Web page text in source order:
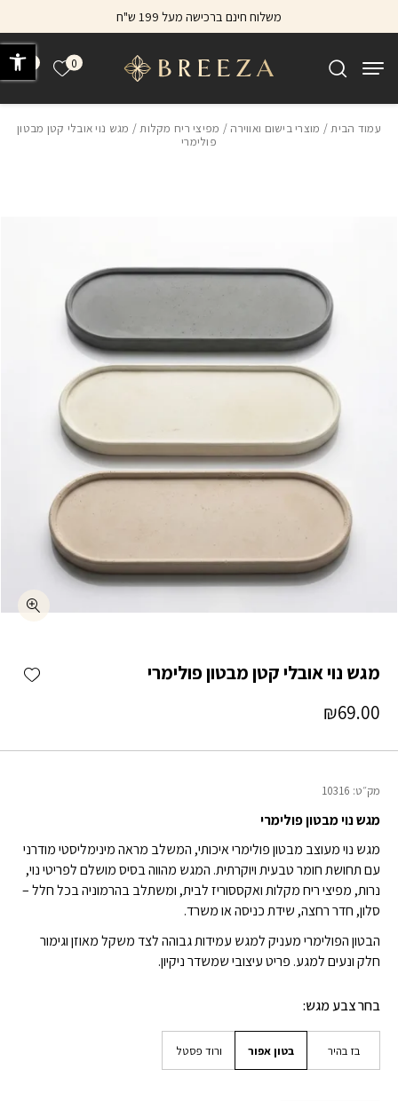
משלוח חינם ברכישה מעל 199 ש"ח
0 הרשימה
עמוד הבית/ מוצרי בישום ואווירה / מפיצי ריח מקלות/ מגש נוי אובלי קטן מבטון
פולימרי
מגש נוי אובלי קטן מבטון פולימרי
₪69.00
מק״ט: 10316
מגש נוי מבטון פולימרי
מגש נוי מעוצב מבטון פולימרי איכותי, המשלב מראה מינימליסטי מודרני
עם תחושת חומר טבעית ויוקרתית. המגש מהווה בסיס מושלם לפריטי נוי,
נרות, מפיצי ריח מקלות ואקססוריז לבית, ומשתלב בהרמוניה בכל חלל –
סלון, חדר רחצה, שידת כניסה או משרד.
הבטון הפולימרי מעניק למגש עמידות גבוהה לצד משקל מאוזן וגימור
חלק ונעים למגע. פריט עיצובי שמשדר ניקיון.
בחר צבע מגש
בז בהיר בטון אפור ורוד פסטל